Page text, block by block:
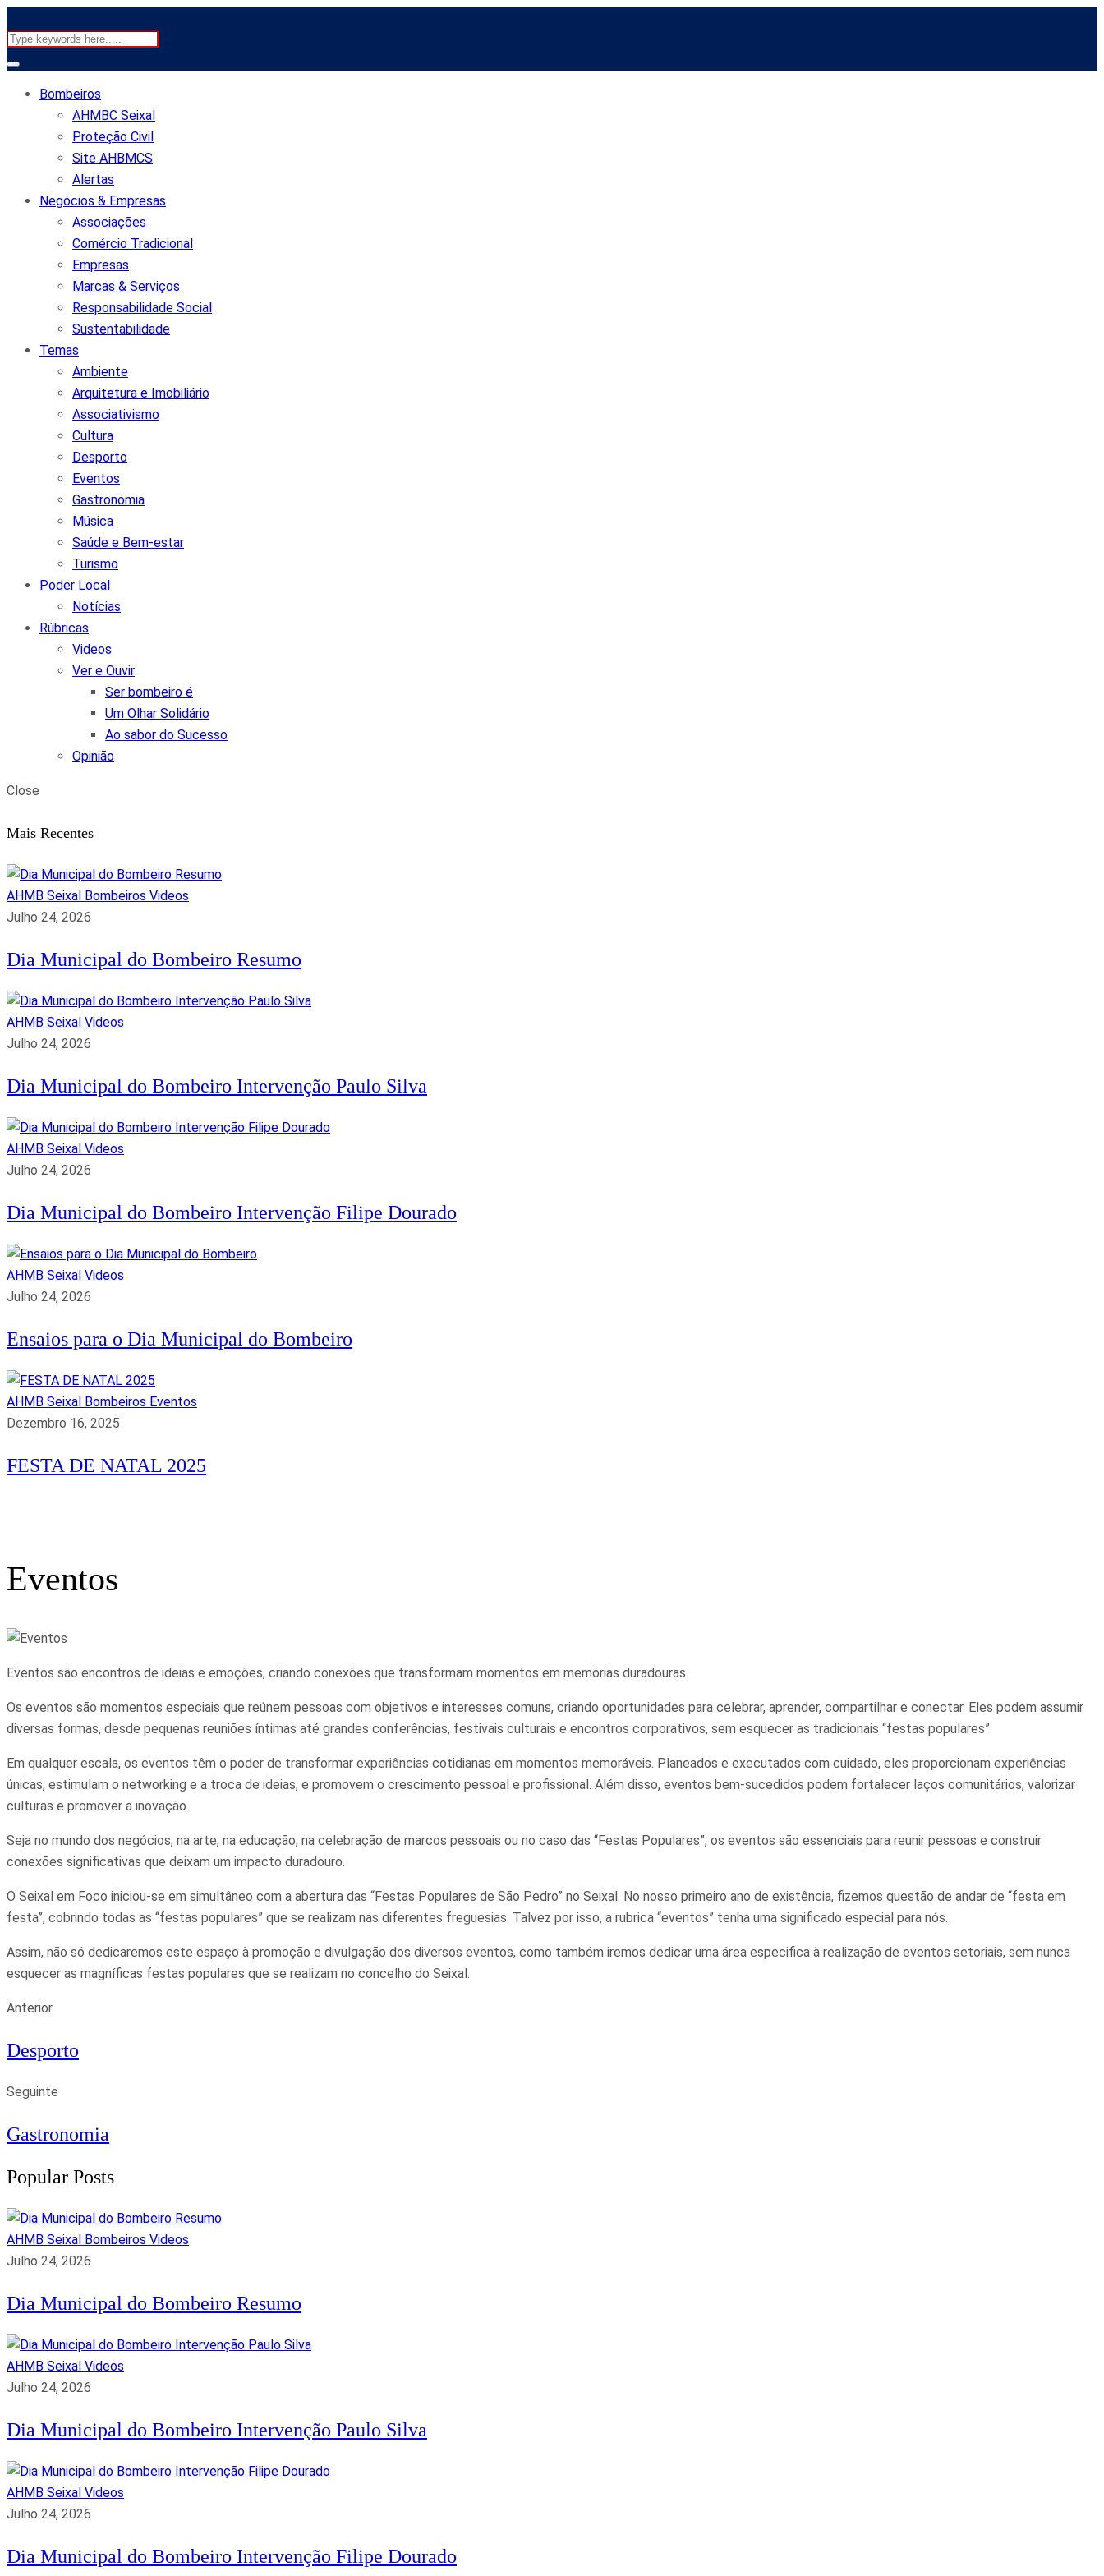
Bombeiros
AHMBC Seixal
Proteção Civil
Site AHBMCS
Alertas
Negócios & Empresas
Associações
Comércio Tradicional
Empresas
Marcas & Serviços
Responsabilidade Social
Sustentabilidade
Temas
Ambiente
Arquitetura e Imobiliário
Associativismo
Cultura
Desporto
Eventos
Gastronomia
Música
Saúde e Bem-estar
Turismo
Poder Local
Notícias
Rúbricas
Videos
Ver e Ouvir
Ser bombeiro é
Um Olhar Solidário
Ao sabor do Sucesso
Opinião
Close
Mais Recentes
AHMB Seixal Bombeiros Videos
Julho 24, 2026
Dia Municipal do Bombeiro Resumo
AHMB Seixal Videos
Julho 24, 2026
Dia Municipal do Bombeiro Intervenção Paulo Silva
AHMB Seixal Videos
Julho 24, 2026
Dia Municipal do Bombeiro Intervenção Filipe Dourado
AHMB Seixal Videos
Julho 24, 2026
Ensaios para o Dia Municipal do Bombeiro
AHMB Seixal Bombeiros Eventos
Dezembro 16, 2025
FESTA DE NATAL 2025
Eventos
Eventos são encontros de ideias e emoções, criando conexões que transformam momentos em memórias duradouras.
Os eventos são momentos especiais que reúnem pessoas com objetivos e interesses comuns, criando oportunidades para celebrar, aprender, compartilhar e conectar. Eles podem assumir
diversas formas, desde pequenas reuniões íntimas até grandes conferências, festivais culturais e encontros corporativos, sem esquecer as tradicionais “festas populares”.
Em qualquer escala, os eventos têm o poder de transformar experiências cotidianas em momentos memoráveis. Planeados e executados com cuidado, eles proporcionam experiências
únicas, estimulam o networking e a troca de ideias, e promovem o crescimento pessoal e profissional. Além disso, eventos bem-sucedidos podem fortalecer laços comunitários, valorizar
culturas e promover a inovação.
Seja no mundo dos negócios, na arte, na educação, na celebração de marcos pessoais ou no caso das “Festas Populares”, os eventos são essenciais para reunir pessoas e construir
conexões significativas que deixam um impacto duradouro.
O Seixal em Foco iniciou-se em simultâneo com a abertura das “Festas Populares de São Pedro” no Seixal. No nosso primeiro ano de existência, fizemos questão de andar de “festa em
festa”, cobrindo todas as “festas populares” que se realizam nas diferentes freguesias. Talvez por isso, a rubrica “eventos” tenha uma significado especial para nós.
Assim, não só dedicaremos este espaço à promoção e divulgação dos diversos eventos, como também iremos dedicar uma área especifica à realização de eventos setoriais, sem nunca
esquecer as magníficas festas populares que se realizam no concelho do Seixal.
Anterior
Desporto
Seguinte
Gastronomia
Popular Posts
AHMB Seixal Bombeiros Videos
Julho 24, 2026
Dia Municipal do Bombeiro Resumo
AHMB Seixal Videos
Julho 24, 2026
Dia Municipal do Bombeiro Intervenção Paulo Silva
AHMB Seixal Videos
Julho 24, 2026
Dia Municipal do Bombeiro Intervenção Filipe Dourado